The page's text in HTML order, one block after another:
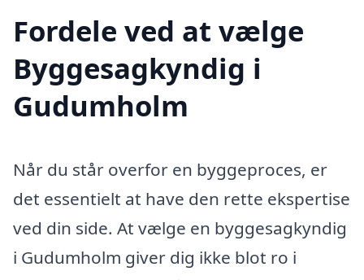
Fordele ved at vælge
Byggesagkyndig i
Gudumholm
Når du står overfor en byggeproces, er
det essentielt at have den rette ekspertise
ved din side. At vælge en byggesagkyndig
i Gudumholm giver dig ikke blot ro i